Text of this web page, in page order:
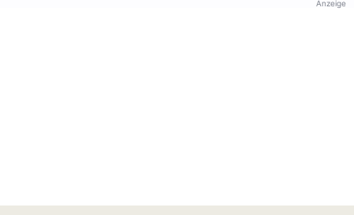
Anzeige